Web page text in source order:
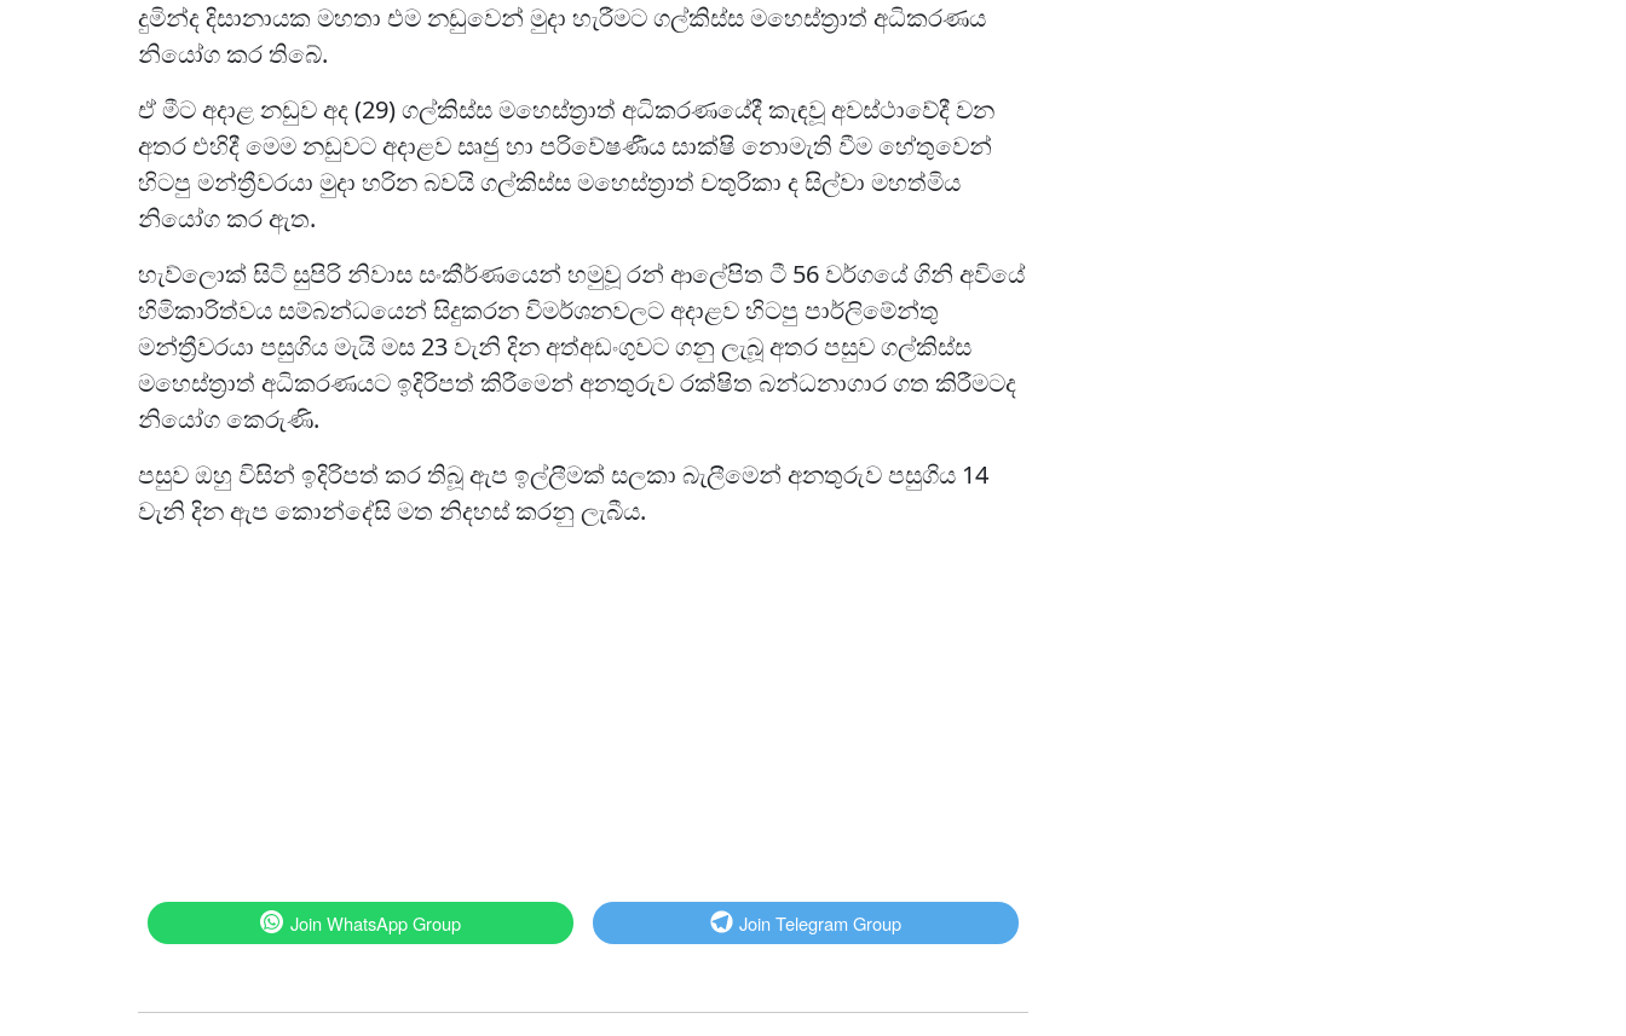
දුමින්ද දිසානායක මහතා එම නඩුවෙන් මුදා හැරීමට ගල්කිස්ස මහෙස්ත්‍රාත් අධිකරණය
නියෝග කර තිබේ.
ඒ මීට අදාළ නඩුව අද (29) ගල්කිස්ස මහෙස්ත්‍රාත් අධිකරණයේදී කැඳවූ අවස්ථාවේදී වන
අතර එහිදී මෙම නඩුවට අදාළව සෘජු හා පරිවේෂණීය සාක්ෂි නොමැති වීම හේතුවෙන්
හිටපු මන්ත්‍රීවරයා මුදා හරින බවයි ගල්කිස්ස මහෙස්ත්‍රාත් චතුරිකා ද සිල්වා මහත්මිය
නියෝග කර ඇත.
හැව්ලොක් සිටි සුපිරි නිවාස සංකීර්ණයෙන් හමුවූ රන් ආලේපිත ටී 56 වර්ගයේ ගිනි අවියේ
හිමිකාරිත්වය සම්බන්ධයෙන් සිදුකරන විමර්ශනවලට අදාළව හිටපු පාර්ලිමේන්තු
මන්ත්‍රීවරයා පසුගිය මැයි මස 23 වැනි දින අත්අඩංගුවට ගනු ලැබූ අතර පසුව ගල්කිස්ස
මහෙස්ත්‍රාත් අධිකරණයට ඉදිරිපත් කිරීමෙන් අනතුරුව රක්ෂිත බන්ධනාගාර ගත කිරීමටද
නියෝග කෙරුණි.
පසුව ඔහු විසින් ඉදිරිපත් කර තිබූ ඇප ඉල්ලීමක් සලකා බැලීමෙන් අනතුරුව පසුගිය 14
වැනි දින ඇප කොන්දේසි මත නිදහස් කරනු ලැබීය.
Join WhatsApp Group Join Telegram Group